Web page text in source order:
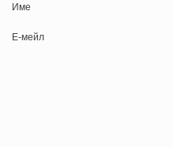
Име
Е-мейл